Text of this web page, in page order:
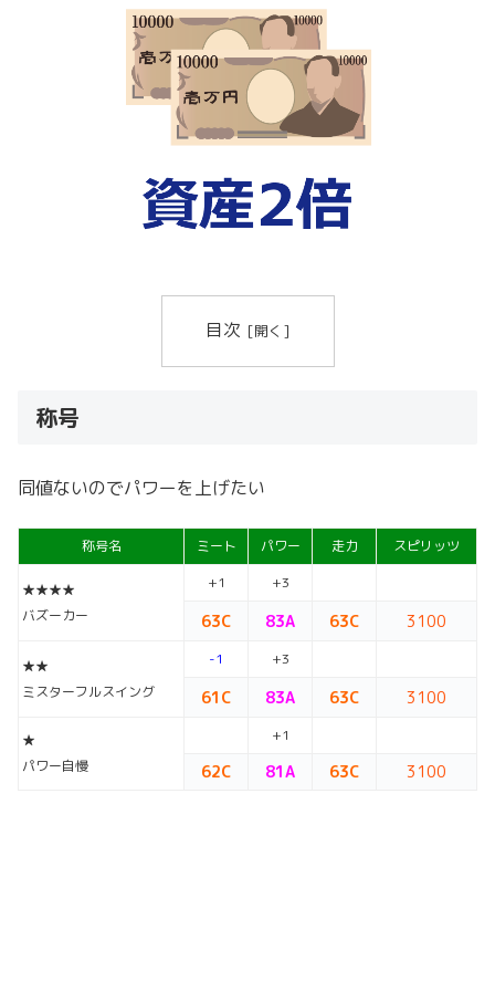
目次
称号
同値ないのでパワーを上げたい
称号名 ミート パワー 走力 スピリッツ
★★★★
バズーカー
+1 +3
63C 83A 63C 3100
★★
ミスターフルスイング
-1 +3
61C 83A 63C 3100
★
パワー自慢
+1
62C 81A 63C 3100